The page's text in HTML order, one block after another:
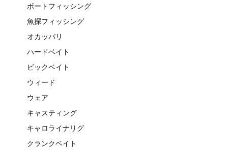
ボートフィッシング
魚探フィッシング
オカッパリ
ハードベイト
ビックベイト
ウィード
ウェア
キャスティング
キャロライナリグ
クランクベイト